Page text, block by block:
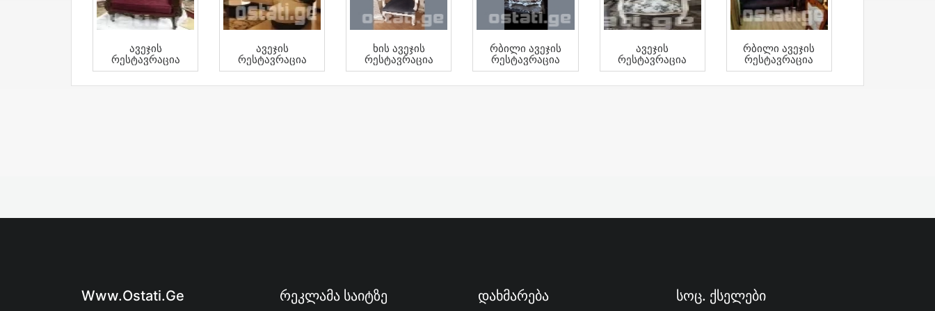
Ავეჯის
Რესტავრაცია
Ავეჯის
Რესტავრაცია
Ხის Ავეჯის
Რესტავრაცია
Რბილი Ავეჯის
Რესტავრაცია
Ავეჯის
Რესტავრაცია
Რბილი Ავეჯის
Რესტავრაცია
Www.ostati.ge Რეკლამა Საიტზე Დახმარება Სოც. Ქსელები